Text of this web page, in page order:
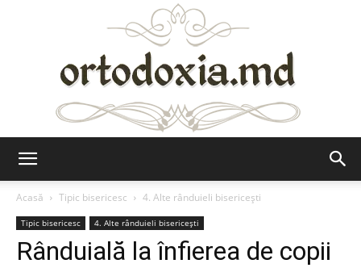
Acasă
Tipic bisericesc 4. Alte rânduieli bisericești
Tipic bisericesc 4. Alte rânduieli bisericești
Rânduială la înfierea de copii